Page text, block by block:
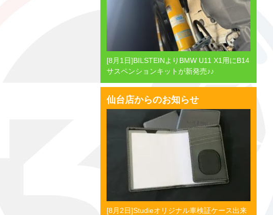
[8月1日]BILSTEINよりBMW U11 X1用にB14
サスペンションキットが新発売♪♪
仙台店からのお知らせ
[8月2日]Studieオリジナル車検証ケース出来